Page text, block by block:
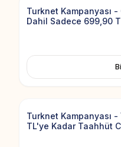
Turknet Kampanyası
Dahil Sadece 699,90
Turknet Kampanyası
TL'ye Kadar Taahhüt